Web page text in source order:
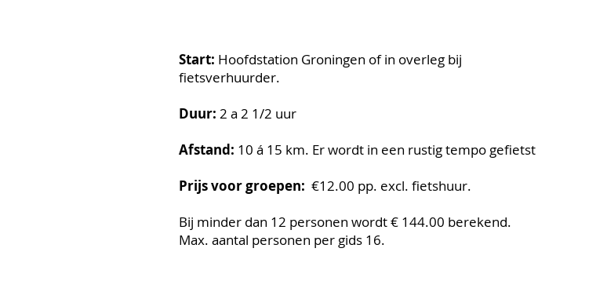
Start: Hoofdstation Groningen of in overleg bij
fietsverhuurder.
Duur: 2 a 2 1/2 uur
Afstand: 10 á 15 km. Er wordt in een rustig tempo gefietst
Prijs voor groepen: €12.00 pp. excl. fietshuur.
Bij minder dan 12 personen wordt € 144.00 berekend.
Max. aantal personen per gids 16.